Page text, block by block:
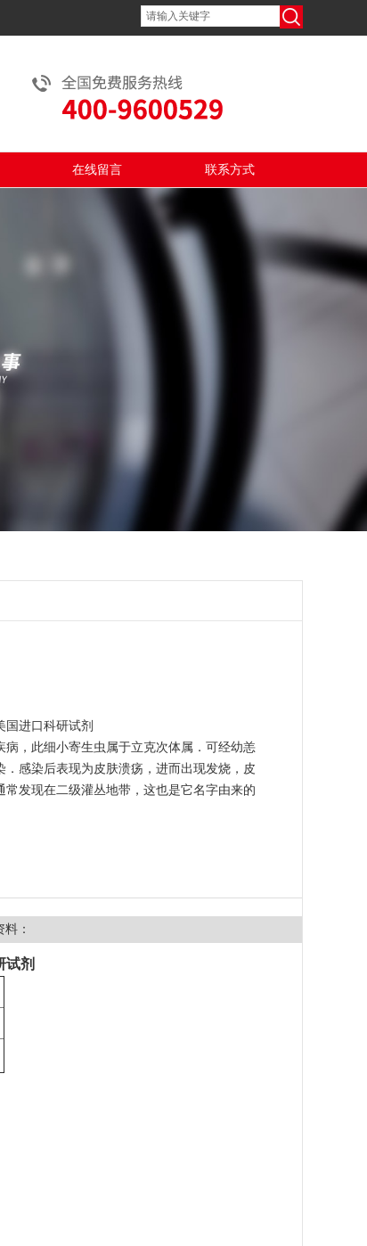
在线留言 联系方式
进口科研试剂
，此细小寄生虫属于立克次体属．可经幼恙
感染后表现为皮肤溃疡，进而出现发烧，皮
发现在二级灌丛地带，这也是它名字由来的
：
剂